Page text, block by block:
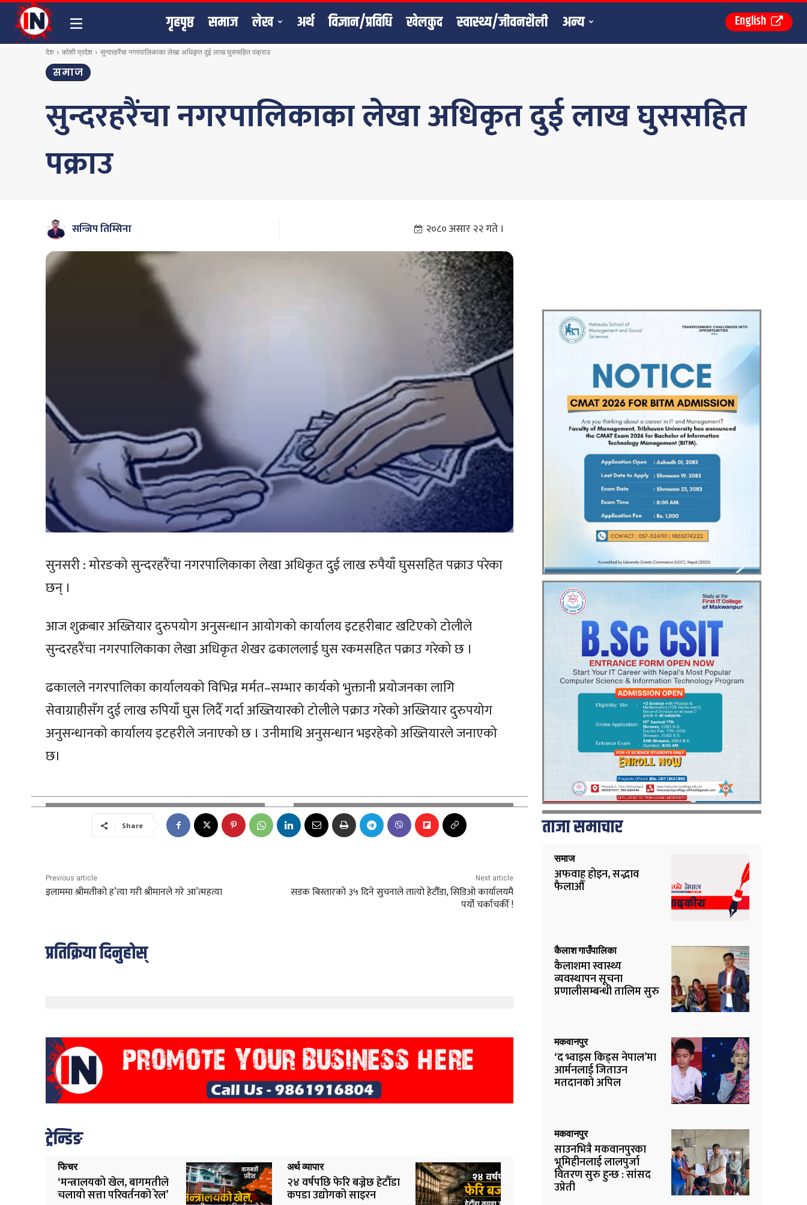
गृहपृष्ठ समाज लेख अर्थ विज्ञान/प्रविधि खेलकुद स्वास्थ्य/जीवनशैली अन्य English
देश कोशी प्रदेश सुन्दरहरैंचा नगरपालिकाका लेखा अधिकृत दुई लाख घुससहित पक्राउ
समाज
सुन्दरहरैंचा नगरपालिकाका लेखा अधिकृत दुई लाख घुससहित
पक्राउ
सन्जिप तिम्सिना २०८० असार २२ गते ।
सुनसरी : मोरङको सुन्दरहरैंचा नगरपालिकाका लेखा अधिकृत दुई लाख रुपैयाँ घुससहित पक्राउ परेका
छन् ।
आज शुक्रबार अख्तियार दुरुपयोग अनुसन्धान आयोगको कार्यालय इटहरीबाट खटिएको टोलीले
सुन्दरहरैंचा नगरपालिकाका लेखा अधिकृत शेखर ढकाललाई घुस रकमसहित पक्राउ गरेको छ ।
ढकालले नगरपालिका कार्यालयको विभिन्न मर्मत–सम्भार कार्यको भुक्तानी प्रयोजनका लागि
सेवाग्राहीसँग दुई लाख रुपियाँ घुस लिदैँ गर्दा अख्तियारको टोलीले पक्राउ गरेको अख्तियार दुरुपयोग
अनुसन्धानको कार्यालय इटहरीले जनाएको छ । उनीमाथि अनुसन्धान भइरहेको अख्तियारले जनाएको
छ।
Share
Previous article
इलाममा श्रीमतीको ह’त्या गरी श्रीमानले गरे आ’त्महत्या
Next article
सडक बिस्तारको ३५ दिने सुचनाले तात्यो हेटौँडा, सिडिओ कार्यालयमै
पर्यो चर्काचर्की !
प्रतिक्रिया दिनुहोस्
ट्रेन्डिङ
फिचर
‘मन्त्रालयको खेल, बागमतीले
चलायो सत्ता परिवर्तनको रेल’
अर्थ व्यापार
२४ वर्षपछि फेरि बज्नेछ हेटौँडा
कपडा उद्योगको साइरन
ताजा समाचार
समाज
अफवाह होइन, सद्भाव
फैलाऔँ
कैलाश गाउँपालिका
कैलाशमा स्वास्थ्य
व्यवस्थापन सूचना
प्रणालीसम्बन्धी तालिम सुरु
मकवानपुर
‘द भ्वाइस किड्स नेपाल’मा
आर्मनलाई जिताउन
मतदानको अपिल
मकवानपुर
साउनभित्रै मकवानपुरका
भूमिहीनलाई लालपुर्जा
वितरण सुरु हुन्छ : सांसद
उप्रेती